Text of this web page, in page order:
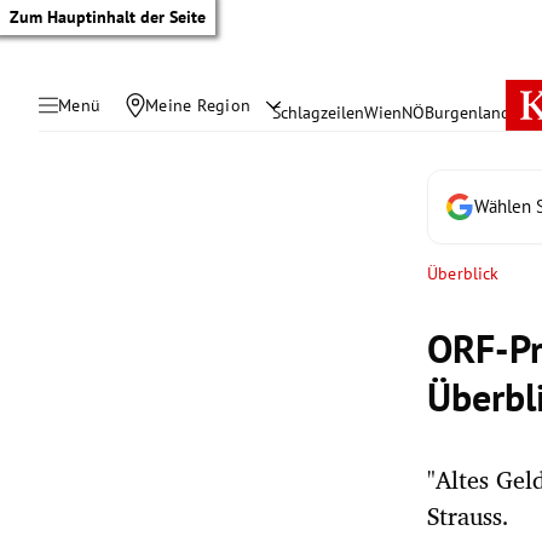
Zum Hauptinhalt der Seite
Menü Meine Region SchlagzeilenWienNÖBurgenland
Wählen
Überblick
ORF-
"Altes
Strauss.